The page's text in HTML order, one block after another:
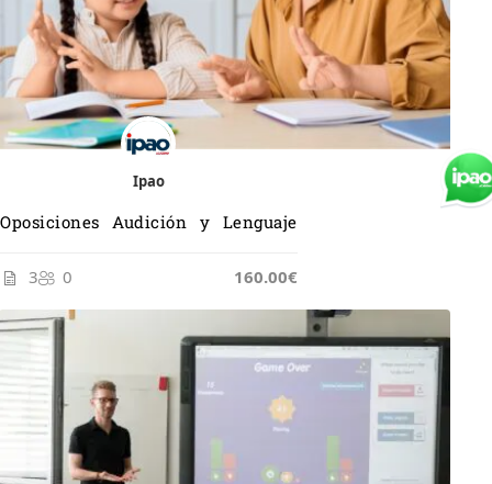
Ipao
Oposiciones Audición y Lenguaje
3 0 160.00€